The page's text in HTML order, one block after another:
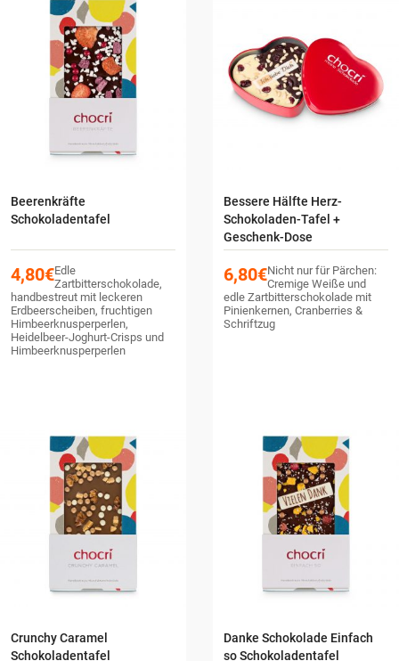
Beerenkräfte
Schokoladentafel
4,80€Edle
Zartbitterschokolade,
handbestreut mit leckeren
Erdbeerscheiben, fruchtigen
Himbeerknusperperlen,
Heidelbeer-Joghurt-Crisps und
Himbeerknusperperlen
Bessere Hälfte Herz-
Schokoladen-Tafel +
Geschenk-Dose
6,80€Nicht nur für Pärchen:
Cremige Weiße und
edle Zartbitterschokolade mit
Pinienkernen, Cranberries &
Schriftzug
Crunchy Caramel
Schokoladentafel
Danke Schokolade Einfach
so Schokoladentafel